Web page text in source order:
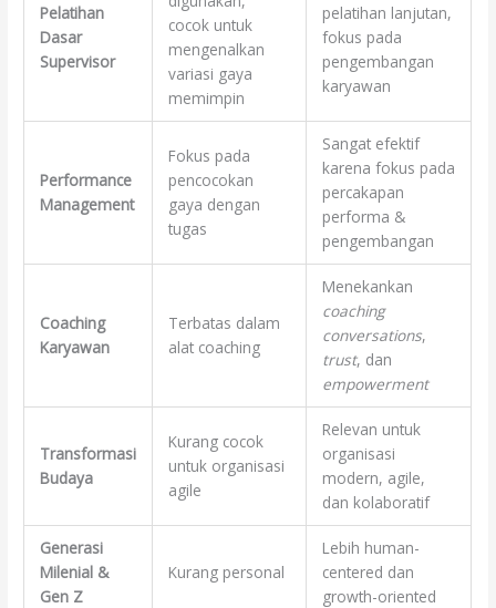
Pelatihan
Dasar
Supervisor
cocok untuk
mengenalkan
variasi gaya
memimpin
pelatihan lanjutan,
fokus pada
pengembangan
karyawan
Performance
Management
Fokus pada
pencocokan
gaya dengan
tugas
Sangat efektif
karena fokus pada
percakapan
performa &
pengembangan
Coaching
Karyawan
Terbatas dalam
alat coaching
Menekankan
coaching
conversations,
trust, dan
empowerment
Transformasi
Budaya
Kurang cocok
untuk organisasi
agile
Relevan untuk
organisasi
modern, agile,
dan kolaboratif
Generasi
Milenial &
Gen Z
Kurang personal
Lebih human-
centered dan
growth-oriented